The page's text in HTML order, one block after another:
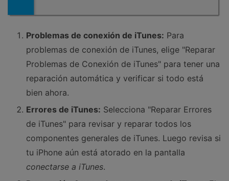
Problemas de conexión de iTunes: Para
problemas de conexión de iTunes, elige "Reparar
Problemas de Conexión de iTunes" para tener una
reparación automática y verificar si todo está
bien ahora.
Errores de iTunes: Selecciona "Reparar Errores
de iTunes" para revisar y reparar todos los
componentes generales de iTunes. Luego revisa si
tu iPhone aún está atorado en la pantalla
conectarse a iTunes.